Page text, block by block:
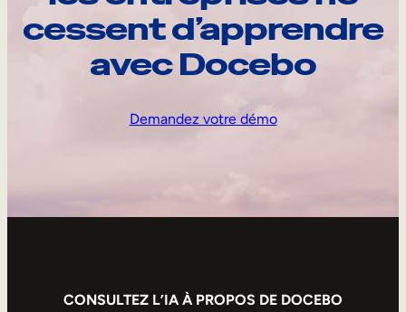
cessent d’apprendre
avec Docebo
Demandez votre démo
CONSULTEZ L’IA À PROPOS DE DOCEBO